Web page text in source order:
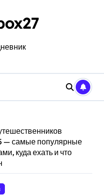
— самые популярные
куда ехать и что